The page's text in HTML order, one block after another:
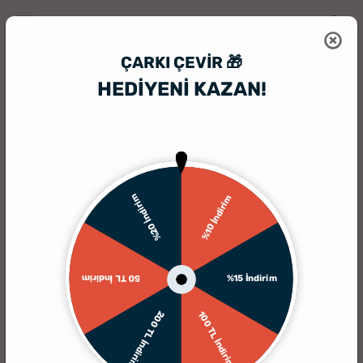
ÇARKI ÇEVIR 🎁
HEDİYENİ KAZAN!
%10 İndirim
%15 İndirim
100 TL İndirim
200 TL İndirim
50 TL İndirim
%20 İndirim